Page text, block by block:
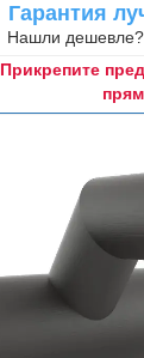
Гарантия
Нашли
Прикрепите